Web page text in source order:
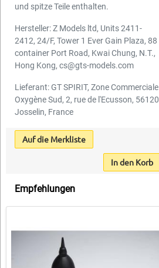
und spitze Teile enthalten.
Hersteller: Z Models ltd, Units 2411-
2412, 24/F, Tower 1 Ever Gain Plaza, 88
container Port Road, Kwai Chung, N.T.,
Hong Kong, cs@gts-models.com
Lieferant: GT SPIRIT, Zone Commerciale
Oxygène Sud, 2, rue de l'Ecusson, 56120
Josselin, France
Auf die Merkliste
In den Korb
Empfehlungen